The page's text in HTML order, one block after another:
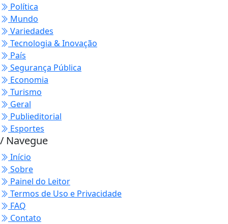
Política
Mundo
Variedades
Tecnologia & Inovação
País
Segurança Pública
Economia
Turismo
Geral
Publieditorial
Esportes
/ Navegue
Início
Sobre
Painel do Leitor
Termos de Uso e Privacidade
FAQ
Contato